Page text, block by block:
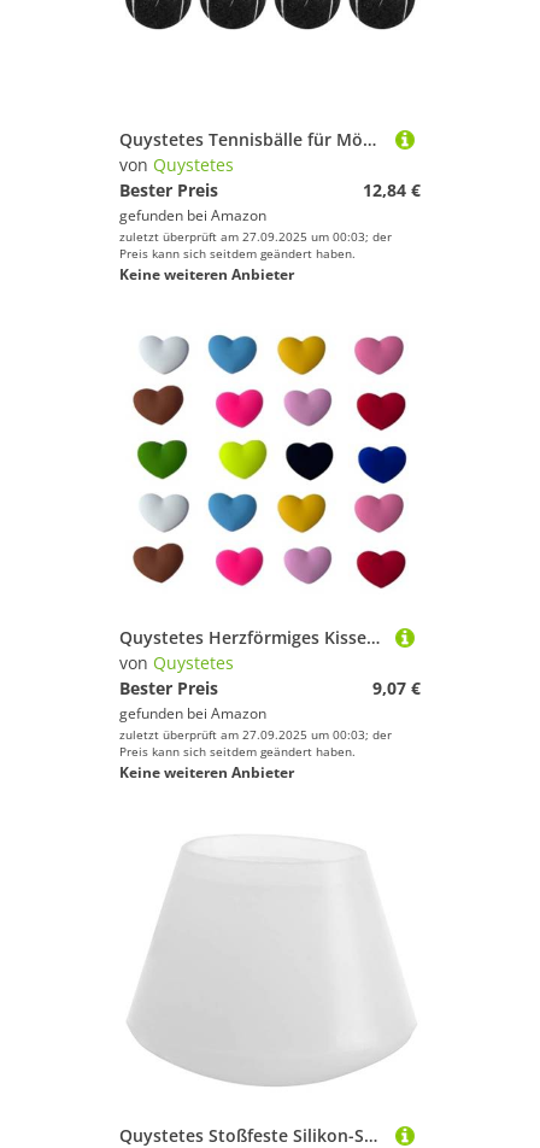
Quystetes Tennisbälle für Möbelbeine und Bodenschutz, strapazierfähig, langlebig, Filz-Pads, 8 Stück
von Quystetes
Bester Preis
12,84 €
gefunden bei Amazon
zuletzt überprüft am 27.09.2025 um 00:03; der
Preis kann sich seitdem geändert haben.
Keine weiteren Anbieter
Quystetes Herzförmiges Kissen Tennisschläger Zubehör Herzförmiger Dämpfer DIY Tennisschläger Zubehör Tennisschläger Zubehör
von Quystetes
Bester Preis
9,07 €
gefunden bei Amazon
zuletzt überprüft am 27.09.2025 um 00:03; der
Preis kann sich seitdem geändert haben.
Keine weiteren Anbieter
Quystetes Stoßfeste Silikon-Schutzhülle für Tennisschläger mit , Endkappe, Zubehör, Griffring, Schläger, Sport, Overgrip